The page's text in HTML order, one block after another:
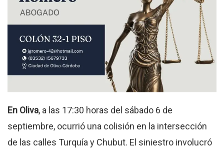
En Oliva, a las 17:30 horas del sábado 6 de
septiembre, ocurrió una colisión en la intersección
de las calles Turquía y Chubut. El siniestro involucró